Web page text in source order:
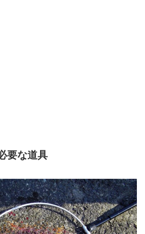
要な道具